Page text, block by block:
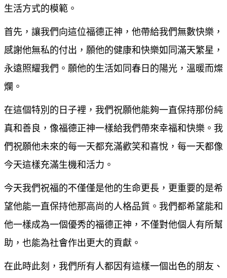
生活方式的模範。
首先，讓我們向這位福德正神，他帶給我們無數快樂，
感謝他無私的付出，願他的健康和快樂如同滿天繁星，
永遠照耀我們。願他的生活如同春日的陽光，溫暖而燦
爛。
在這個特別的日子裡，我們祝願他能夠一直保持那份純
真和善良，像福德正神一樣給我們帶來幸福和快樂。我
們祝願他未來的每一天都充滿歡笑和喜悅，每一天都像
今天這樣充滿生機和活力。
今天我們祝福的不僅僅是他的生命更長，更重要的是希
望他能一直保持他那高尚的人格品質。我們都希望能和
他一樣成為一個優秀的福德正神，不僅對他個人有所幫
助，也能為社會作出更大的貢獻。
在此時此刻，我們所有人都因有這樣一個出色的朋友、